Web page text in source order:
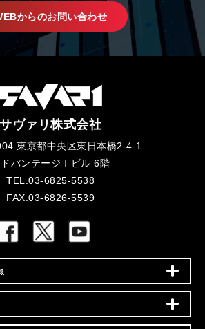
からのお問い合わせ
サヴァリ株式会社
東京都中央区東日本橋2-4-1
ドバンテージⅠビル 6階
TEL.03-6825-5538
FAX.03-6826-5539